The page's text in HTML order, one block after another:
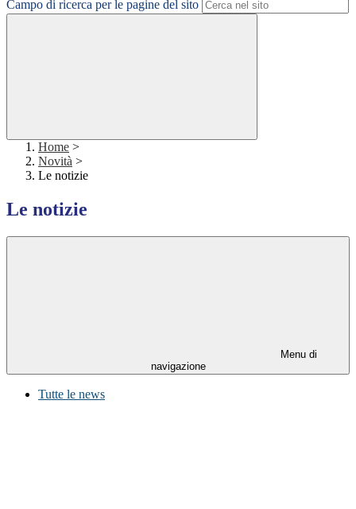
Campo di ricerca per le pagine del sito
Home >
Novità >
Le notizie
Le notizie
Menu di
navigazione
Tutte le news